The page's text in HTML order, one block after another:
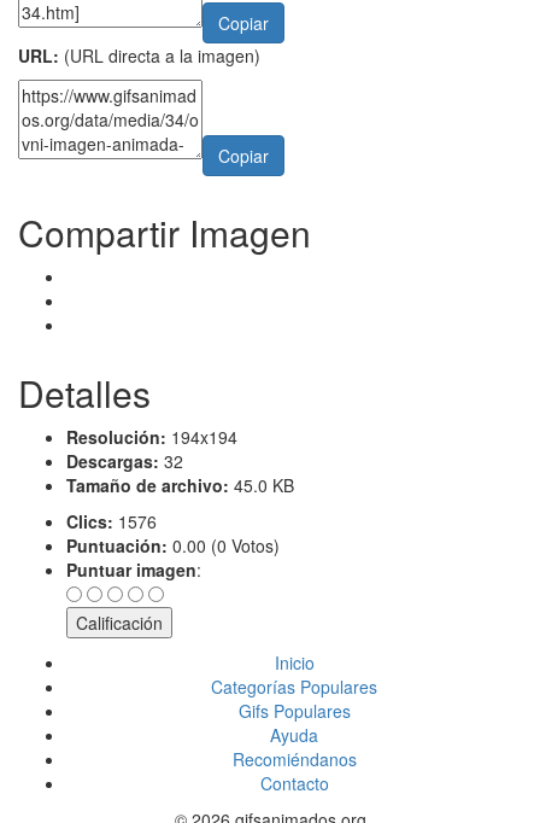
Copiar
URL: (URL directa a la imagen)
Copiar
Compartir Imagen
Detalles
Resolución: 194x194
Descargas: 32
Tamaño de archivo: 45.0 KB
Clics: 1576
Puntuación: 0.00 (0 Votos)
Puntuar imagen:
Inicio
Categorías Populares
Gifs Populares
Ayuda
Recomiéndanos
Contacto